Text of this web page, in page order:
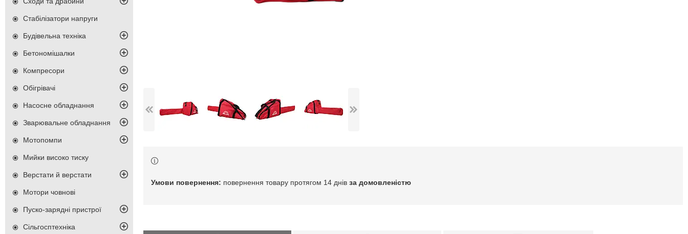
повернення товару протягом 14 днів за домовленістю
Стабілізатори напруги
Будівельна техніка
Бетономішалки
Компресори
Обігрівачі
Насосне обладнання
Зварювальне обладнання
Мотопомпи
Мийки високо тиску
Верстати й верстати
Мотори човнові
Пуско-зарядні пристрої
Сільгосптехніка